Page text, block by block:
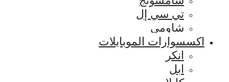
تي سي إل
شاومي
اكسسوارات الموبايلات
انكر
ابل